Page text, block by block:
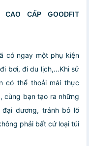
CẤP GOODFIT
có ngay một phụ kiện
bơi, đi du lịch,…Khi sử
có thể thoải mái thực
cùng bạn tạo ra những
dương, tránh bỏ lỡ
phải bất cứ loại túi